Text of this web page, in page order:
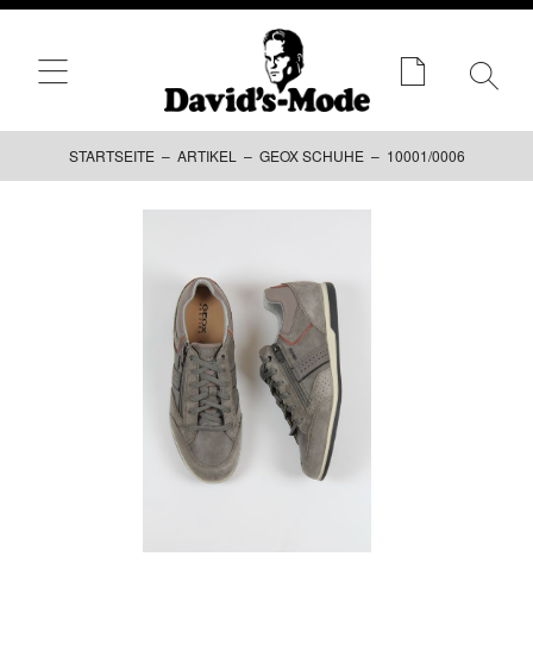
STARTSEITE – ARTIKEL – GEOX SCHUHE – 10001/0006